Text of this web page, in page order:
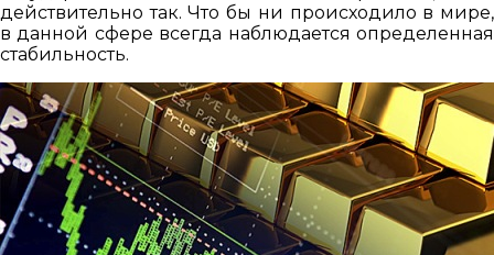
действительно так. Что бы ни происходило в мире,
в данной сфере всегда наблюдается определенная
стабильность.